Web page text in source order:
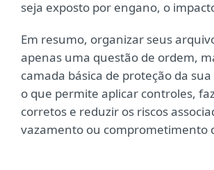
seja exposto por engano, o
Em resumo, organizar seus
apenas uma questão de ordem,
camada básica de proteção da
o que permite aplicar controles,
corretos e reduzir os riscos
vazamento ou comprometimento